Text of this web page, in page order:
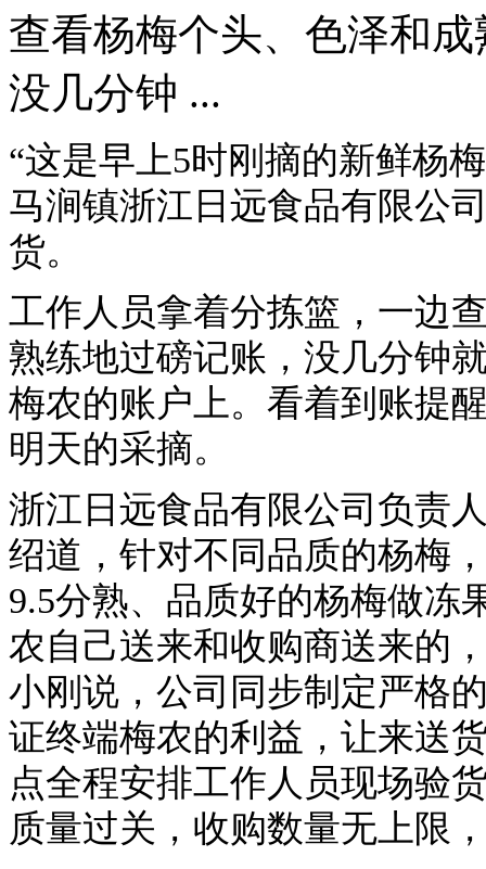
查看杨梅个头、色泽和
没几分钟 ...
“这是早上5时刚摘的新鲜杨
马涧镇浙江日远食品有限公
货。
工作人员拿着分拣篮，一边
熟练地过磅记账，没几分钟
梅农的账户上。看着到账提
明天的采摘。
浙江日远食品有限公司负责
绍道，针对不同品质的杨梅
9.5分熟、品质好的杨梅做冻
农自己送来和收购商送来的
小刚说，公司同步制定严格
证终端梅农的利益，让来送
点全程安排工作人员现场验
质量过关，收购数量无上限